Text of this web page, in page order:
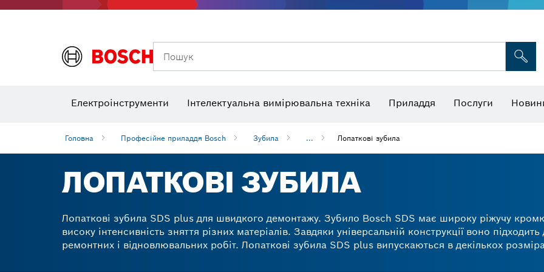
Пошук
Електроінструменти Інтелектуальна вимірювальна техніка Приладдя Послуги
Головна Професійне приладдя Bosch Зубила ... Лопаткові зубила
ЛОПАТКОВІ ЗУБИЛА
Лопаткові зубила SDS plus для швидкого демонтажу. Зубило Bosch SDS має широку ріжучу
високу інтенсивність зняття різних матеріалів. Завдяки універсальній конструкції воно
ремонтних і відновлювальних робіт. Лопаткові зубила SDS plus випускаються в декількох